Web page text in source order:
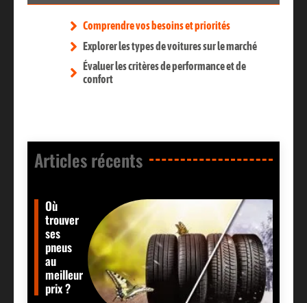
Comprendre vos besoins et priorités
Explorer les types de voitures sur le marché
Évaluer les critères de performance et de
confort
Articles récents​
Où
trouver
ses
pneus
au
meilleur
prix ?